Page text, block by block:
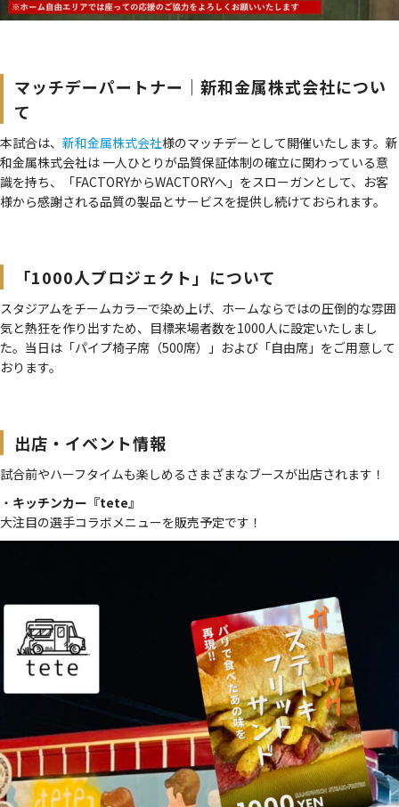
マッチデーパートナー｜新和金属株式会社につい
て
本試合は、 新和金属株式会社様のマッチデーとして開催いたします。新
和金属株式会社は 一人ひとりが品質保証体制の確立に関わっている意
識を持ち、「FACTORYからWACTORYへ」をスローガンとして、お客
様から感謝される品質の製品とサービスを提供し続けておられます。
「1000人プロジェクト」について
スタジアムをチームカラーで染め上げ、ホームならではの圧倒的な雰囲
気と熱狂を作り出すため、目標来場者数を1000人に設定いたしまし
た。当日は「パイプ椅子席（500席）」および「自由席」をご用意して
おります。
出店・イベント情報
試合前やハーフタイムも楽しめるさまざまなブースが出店されます！
・ キッチンカー『tete』
大注目の選手コラボメニューを販売予定です！